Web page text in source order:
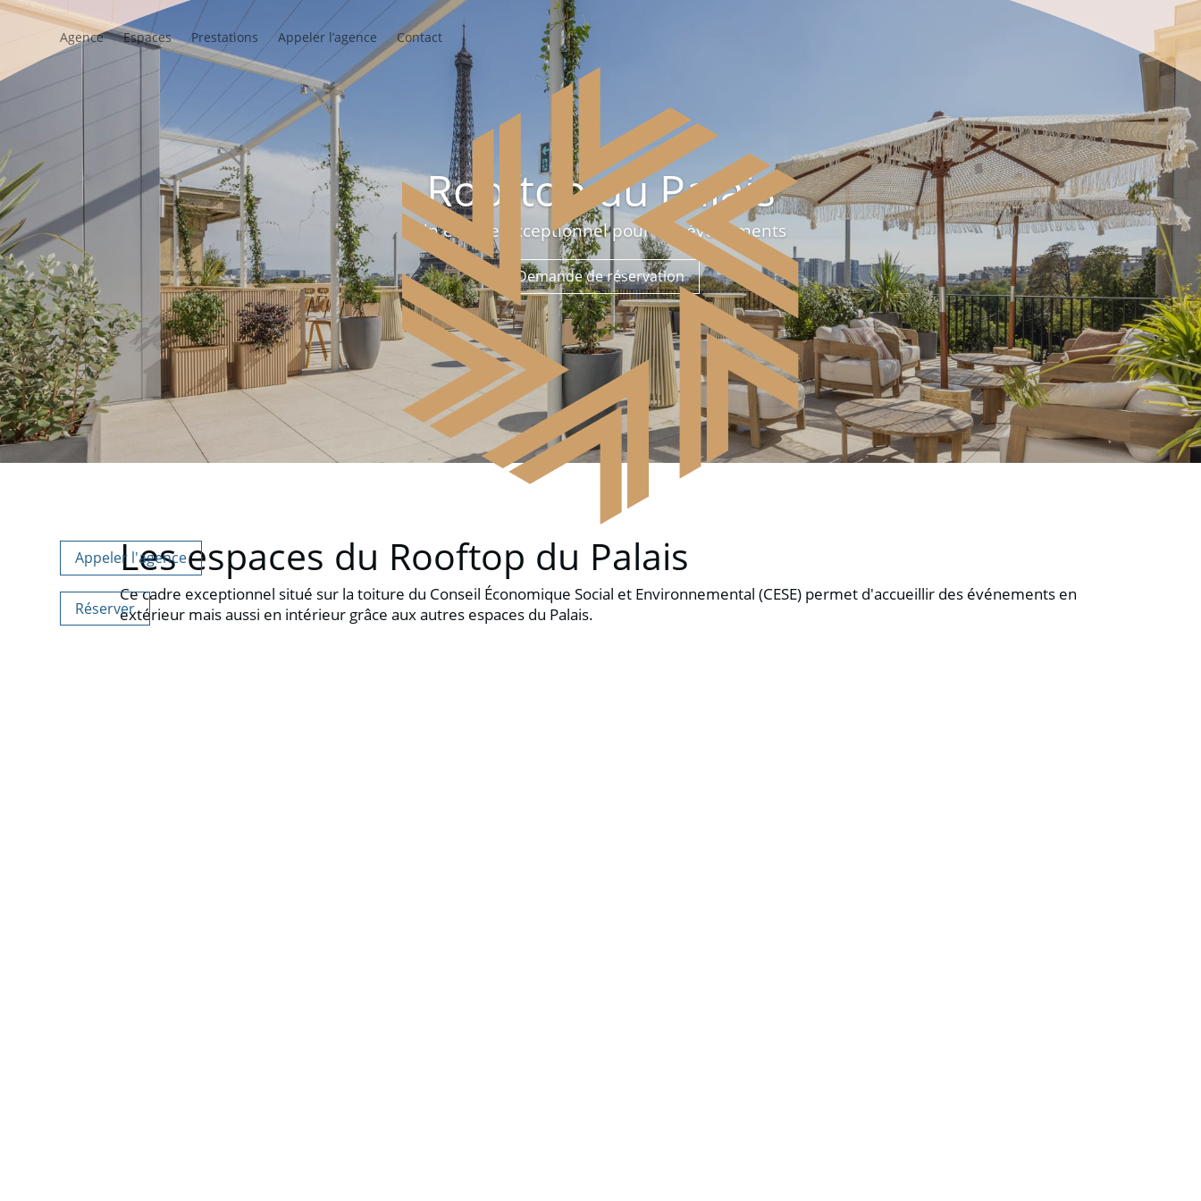
Agence Espaces Prestations Appeler l’agence Contact
Appeler l'agence
Réserver
Rooftop du Palais
Un espace exceptionnel pour vos événements
Demande de réservation
Les espaces du Rooftop du Palais
Ce cadre exceptionnel situé sur la toiture du Conseil Économique Social et Environnemental (CESE) permet d'accueillir des événements en
extérieur mais aussi en intérieur grâce aux autres espaces du Palais.